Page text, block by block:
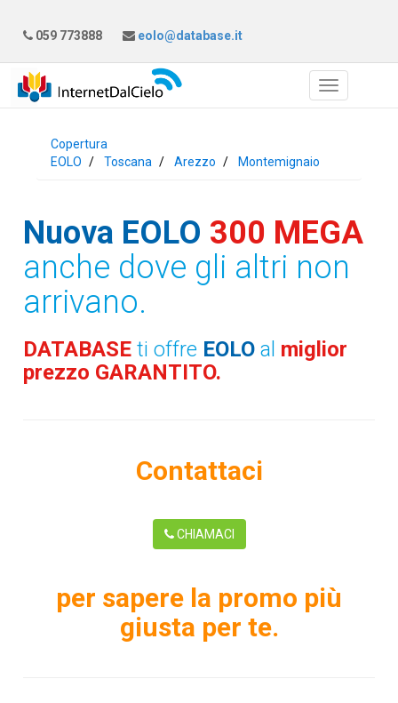
059 773888 eolo@database.it
Copertura
EOLO
Toscana Arezzo Montemignaio
Nuova EOLO 300 MEGA
anche dove gli altri non
arrivano.
DATABASEti offre EOLO al miglior
prezzo GARANTITO.
Contattaci
CHIAMACI
per sapere la promo più
giusta per te.